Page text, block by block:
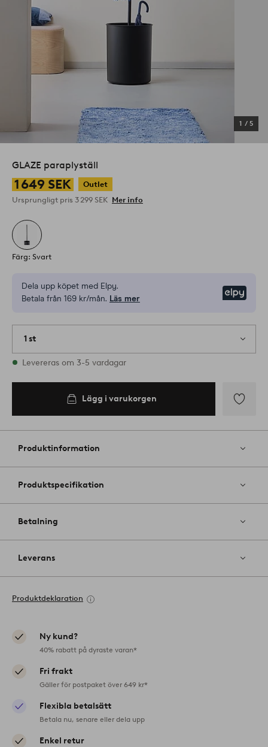
1 / 5
GLAZE paraplyställ
1 649 SEK
Outlet
Ursprungligt pris 3 299 SEK Mer info
Färg: Svart
Dela upp köpet med Elpy.
Betala från 169 kr/mån. Läs mer
1 st
I lager
Levereras om 3-5 vardagar
Lägg i varukorgen
till
favoriter
Produktinformation
Produktspecifikation
Betalning
Leverans
Produktdeklaration
Ny kund?
40% rabatt på dyraste varan*
Fri frakt
Gäller för postpaket över 649 kr*
Flexibla betalsätt
Betala nu, senare eller dela upp
Enkel retur